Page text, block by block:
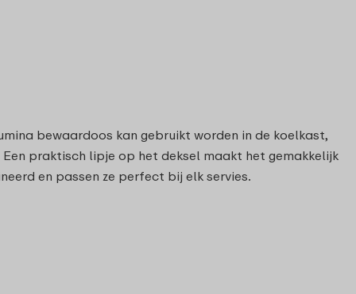
bewaardoos kan gebruikt worden in de koelkast,
praktisch lipje op het deksel maakt het gemakkelijk
en passen ze perfect bij elk servies.